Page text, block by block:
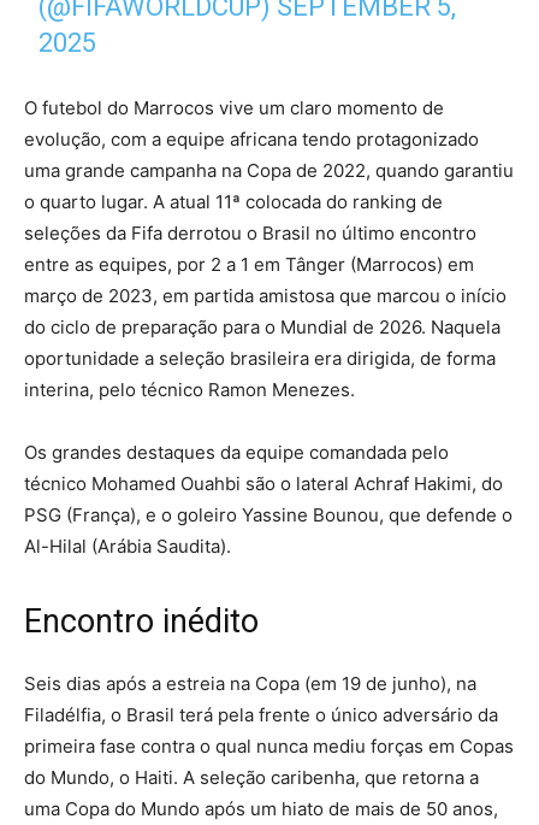
(@FIFAWORLDCUP) SEPTEMBER 5,
2025
O futebol do Marrocos vive um claro momento de
evolução, com a equipe africana tendo protagonizado
uma grande campanha na Copa de 2022, quando garantiu
o quarto lugar. A atual 11ª colocada do ranking de
seleções da Fifa derrotou o Brasil no último encontro
entre as equipes, por 2 a 1 em Tânger (Marrocos) em
março de 2023, em partida amistosa que marcou o início
do ciclo de preparação para o Mundial de 2026. Naquela
oportunidade a seleção brasileira era dirigida, de forma
interina, pelo técnico Ramon Menezes.
Os grandes destaques da equipe comandada pelo
técnico Mohamed Ouahbi são o lateral Achraf Hakimi, do
PSG (França), e o goleiro Yassine Bounou, que defende o
Al-Hilal (Arábia Saudita).
Encontro inédito
Seis dias após a estreia na Copa (em 19 de junho), na
Filadélfia, o Brasil terá pela frente o único adversário da
primeira fase contra o qual nunca mediu forças em Copas
do Mundo, o Haiti. A seleção caribenha, que retorna a
uma Copa do Mundo após um hiato de mais de 50 anos,